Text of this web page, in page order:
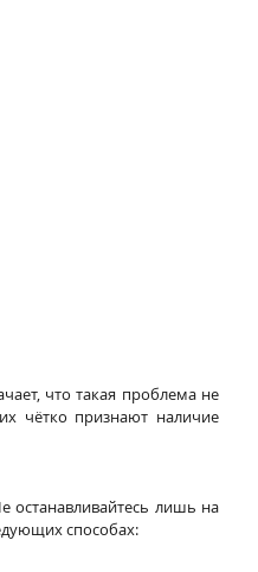
что такая проблема не
чётко признают наличие
останавливайтесь лишь на
способах: